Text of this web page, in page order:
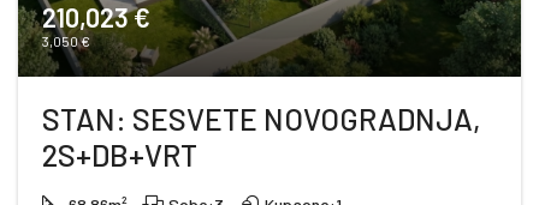
210,023 €
3,050 €
STAN: SESVETE NOVOGRADNJA,
2S+DB+VRT